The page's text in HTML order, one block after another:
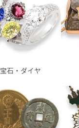
宝石・ダイヤ